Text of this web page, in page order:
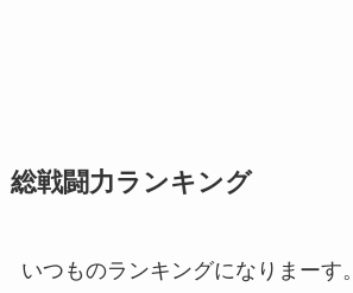
総戦闘力ランキング
いつものランキングになりまーす。